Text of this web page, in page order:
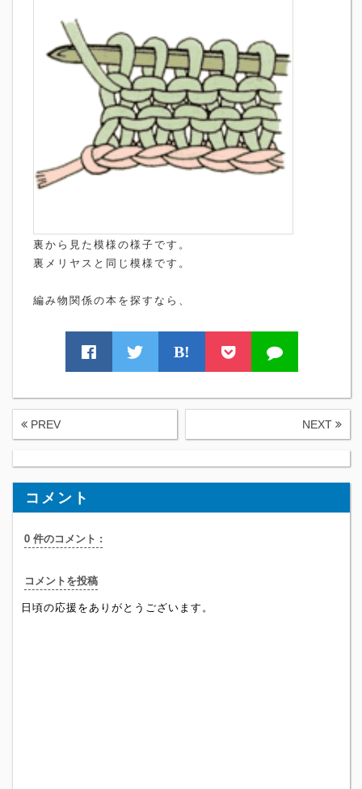
裏から見た模様の様子です。
裏メリヤスと同じ模様です。
編み物関係の本を探すなら、
B!
PREV NEXT
コメント
0 件のコメント :
コメントを投稿
日頃の応援をありがとうございます。